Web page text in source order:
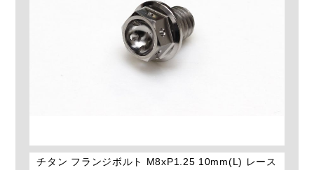
チタン フランジボルト M8xP1.25 10mm(L) レース